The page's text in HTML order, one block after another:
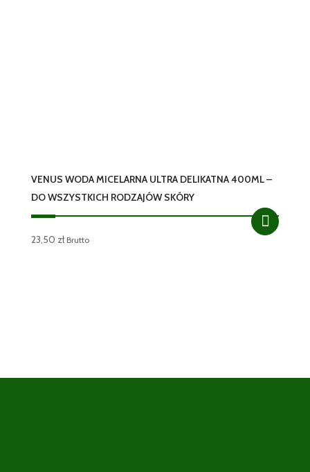
VENUS WODA MICELARNA ULTRA DELIKATNA 400ML –
DO WSZYSTKICH RODZAJÓW SKÓRY
23,50 zł Brutto